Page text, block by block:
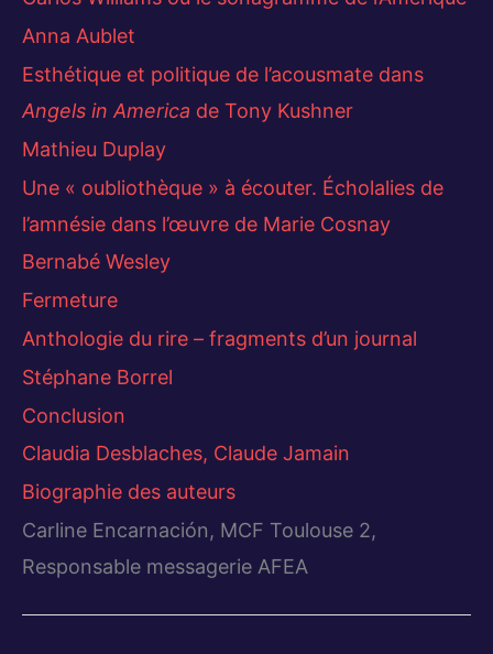
Anna Aublet
Esthétique et politique de l’acousmate dans
Angels in America de Tony Kushner
Mathieu Duplay
Une « oubliothèque » à écouter. Écholalies de
l’amnésie dans l’œuvre de Marie Cosnay
Bernabé Wesley
Fermeture
Anthologie du rire – fragments d’un journal
Stéphane Borrel
Conclusion
Claudia Desblaches, Claude Jamain
Biographie des auteurs
Carline Encarnación, MCF Toulouse 2,
Responsable messagerie AFEA